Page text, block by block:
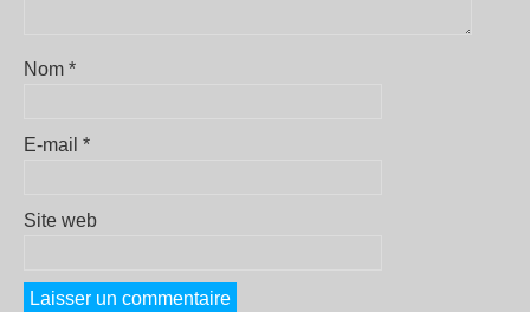
Nom *
E-mail *
Site web